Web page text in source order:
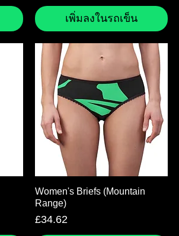
เพิ่มลงในรถเข็น
ดูข้อมูลด่วน
Women's Briefs (Mountain
Range)
ราคา
£34.62